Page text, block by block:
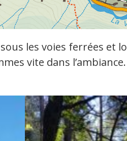
les voies ferrées et
vite dans l’ambiance.